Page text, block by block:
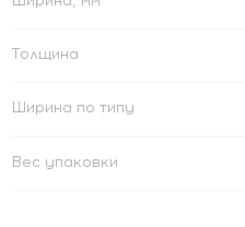
Толщина
Ширина по типу
Вес упаковки